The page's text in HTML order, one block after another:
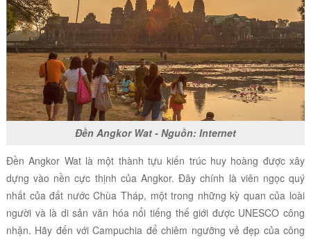
Đền Angkor Wat - Nguồn: Internet
Đền Angkor Wat là một thành tựu kiến trúc huy hoàng được xây
dựngvào nền cực thịnh của Angkor. Đây chính là viên ngọc quý
nhất của đất nước Chùa Tháp, một trong những kỳ quan của loài
người và là di sản văn hóa nổi tiếng thế giới được UNESCO công
nhận. Hãy đến với Campuchia để chiêm ngưỡng vẻ đẹp của công